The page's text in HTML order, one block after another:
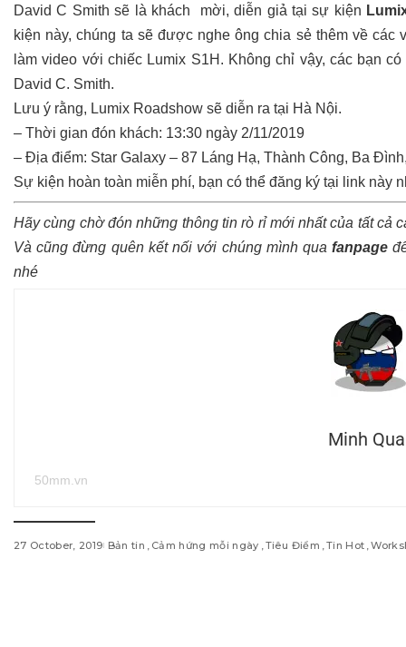
David C Smith sẽ là khách mời, diễn giả tại sự kiện
kiện này, chúng ta sẽ được nghe ông chia sẻ thêm về
làm video với chiếc Lumix S1H. Không chỉ vậy, các bạn
David C. Smith.
Lưu ý rằng, Lumix Roadshow sẽ diễn ra tại Hà Nội.
– Thời gian đón khách: 13:30 ngày 2/11/2019
– Địa điểm: Star Galaxy – 87 Láng Hạ, Thành Công, Ba
Sự kiện hoàn toàn miễn phí, bạn có thể đăng ký tại link này
Hãy cùng chờ đón những thông tin rò rỉ mới nhất của tất cả
Và cũng đừng quên kết nối với chúng mình quafanpage
nhé
Minh
50mm.vn
27 October, 2019 Bản tin Cảm hứng mỗi ngày Tiêu Điểm Tin Hot